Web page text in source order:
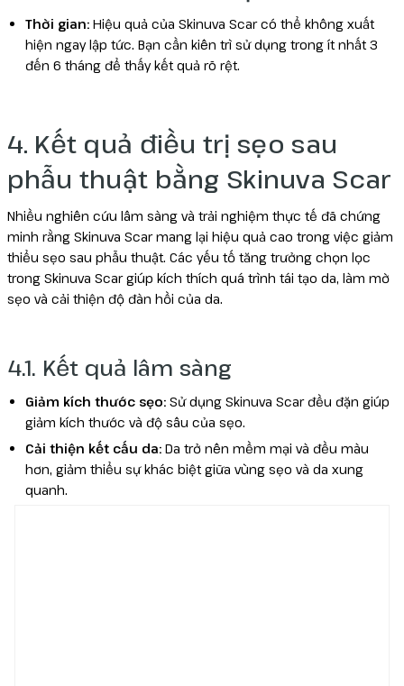
Thời gian:Hiệu quả của Skinuva Scar có thể không xuất
hiện ngay lập tức. Bạn cần kiên trì sử dụng trong ít nhất 3
đến 6 tháng để thấy kết quả rõ rệt.
4. Kết quả điều trị sẹo sau
phẫu thuật bằng Skinuva Scar
Nhiều nghiên cứu lâm sàng và trải nghiệm thực tế đã chứng
minh rằng Skinuva Scar mang lại hiệu quả cao trong việc giảm
thiểu sẹo sau phẫu thuật. Các yếu tố tăng trưởng chọn lọc
trong Skinuva Scar giúp kích thích quá trình tái tạo da, làm mờ
sẹo và cải thiện độ đàn hồi của da.
4.1. Kết quả lâm sàng
Giảm kích thước sẹo:Sử dụng Skinuva Scar đều đặn giúp
giảm kích thước và độ sâu của sẹo.
Cải thiện kết cấu da:Da trở nên mềm mại và đều màu
hơn, giảm thiểu sự khác biệt giữa vùng sẹo và da xung
quanh.